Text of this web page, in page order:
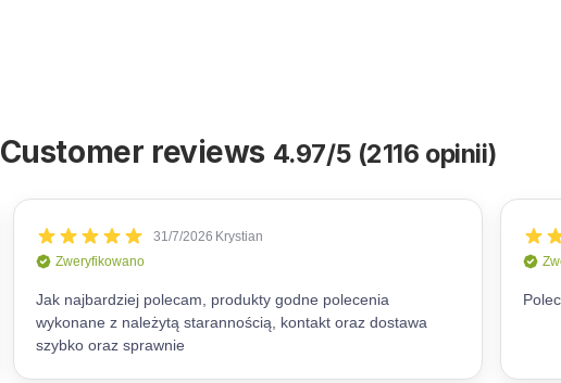
Customer reviews 4.97/5 (2116 opinii)